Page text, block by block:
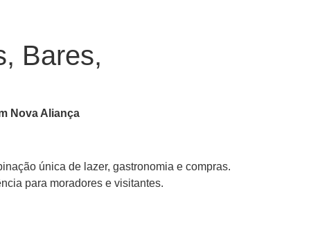
Bares,
Nova Aliança
única de lazer, gastronomia e compras.
para moradores e visitantes.